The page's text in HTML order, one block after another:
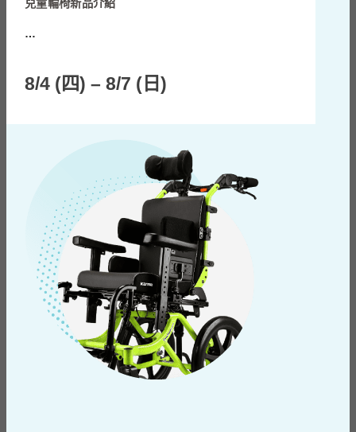
兒童輪椅新品介紹
…
8/4 (四) – 8/7 (日)